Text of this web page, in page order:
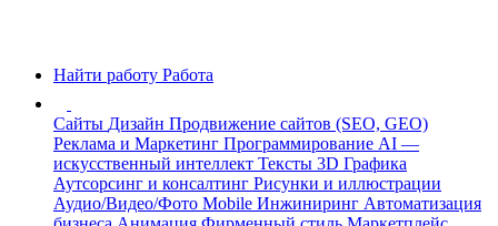
Найти работу Работа
Сайты Дизайн Продвижение сайтов (SEO, GEO)
Реклама и Маркетинг Программирование AI —
искусственный интеллект Тексты 3D Графика
Аутсорсинг и консалтинг Рисунки и иллюстрации
Аудио/Видео/Фото Mobile Инжиниринг Автоматизация